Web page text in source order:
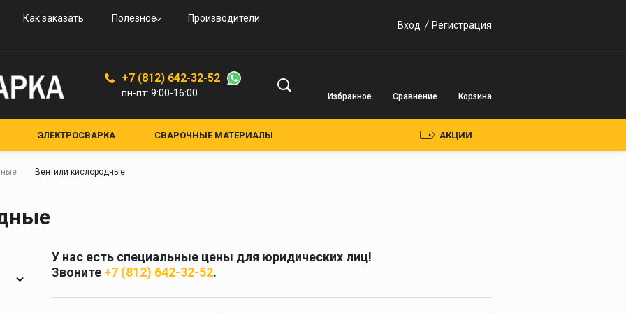
Как заказать Полезное
Производители
Вход Регистрация
+7 (812) 642-32-52
пн-пт: 9:00-16:00 Избранное Сравнение Корзина
Краги и перчатки
Трансформаторного
ЭЛЕКТРОСВАРКА СВАРОЧНЫЕ МАТЕРИАЛЫ
И АКСЕССУАРЫ
АКЦИИ
Вентили кислородные
У нас есть специальные цены для юридических лиц!
Звоните +7 (812) 642-32-52.